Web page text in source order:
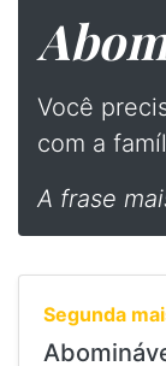
Você
com a
A frase
Segunda